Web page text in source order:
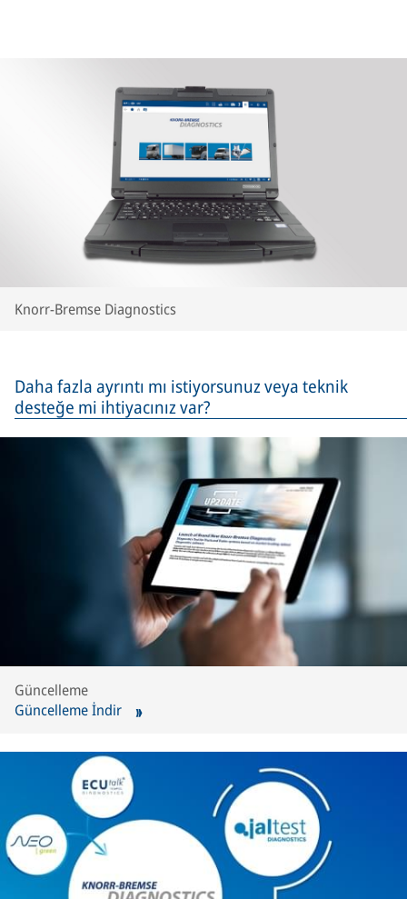
Knorr-Bremse Diagnostics
Daha fazla ayrıntı mı istiyorsunuz veya teknik
desteğe mi ihtiyacınız var?
Güncelleme
Güncelleme İndir